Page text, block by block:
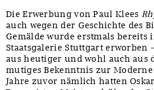
Die Erwerbung von Paul Klees
auch wegen der Geschichte des
Gemälde wurde erstmals bereits
Staatsgalerie Stuttgart erworben
aus heutiger und wohl auch aus
mutiges Bekenntnis zur
Jahre zuvor nämlich hatten